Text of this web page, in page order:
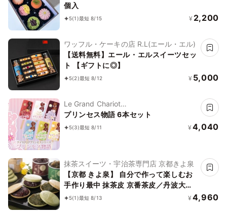
個入
5(1)最短 8/15 ¥ 2,200
ワッフル・ケーキの店 R.L(エール・エル)
【送料無料】エール・エルスイーツセッ
ト 【ギフトに◎】
5(2)最短 8/12 ¥ 5,000
Le Grand Chariot
ル・グラン・シャリオ
プリンセス物語 6本セット
5(3)最短 8/11 ¥ 4,040
抹茶スイーツ・宇治茶専門店 京都きよ泉
【京都 きよ泉】 自分で作って楽しむお
手作り最中 抹茶皮 京番茶皮／丹波大納
言あん 抹茶あん 2種もなかセット 和菓
5(1)最短 8/13 ¥ 4,960